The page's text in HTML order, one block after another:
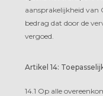
aansprakelijkheid
bedrag dat door de
vergoed.
Artikel 14:
14.1 Op alle